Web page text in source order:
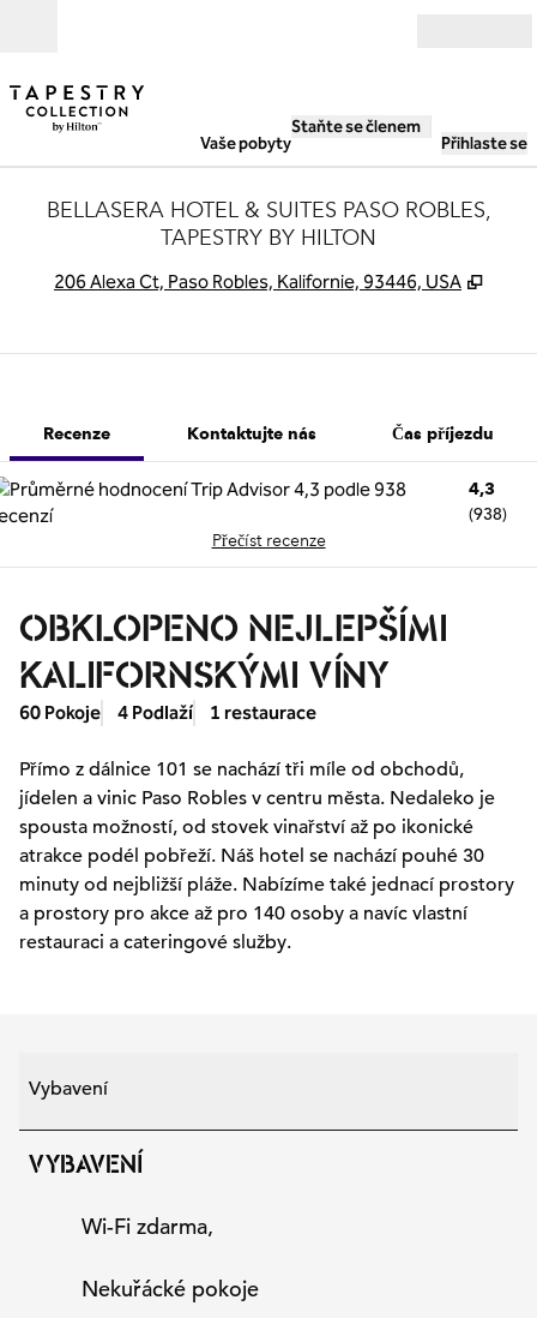
Vaše pobyty
Staňte se členem
Přihlaste se
BELLASERA HOTEL & SUITES PASO ROBLES,
TAPESTRY BY HILTON
206 Alexa Ct, Paso Robles, Kalifornie, 93446, USA ,
Recenze Kontaktujte nás Čas příjezdu
4,3
(938)
Přečíst recenze
OBKLOPENO NEJLEPŠÍMI
KALIFORNSKÝMI VÍNY
60 Pokoje 4 Podlaží 1 restaurace
Přímo z dálnice 101 se nachází tři míle od obchodů,
jídelen a vinic Paso Robles v centru města. Nedaleko je
spousta možností, od stovek vinařství až po ikonické
atrakce podél pobřeží. Náš hotel se nachází pouhé 30
minuty od nejbližší pláže. Nabízíme také jednací prostory
a prostory pro akce až pro 140 osoby a navíc vlastní
restauraci a cateringové služby.
Vybavení
VYBAVENÍ
Wi-Fi zdarma,
Nekuřácké pokoje